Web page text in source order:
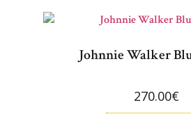
Johnnie Walker
270.00€